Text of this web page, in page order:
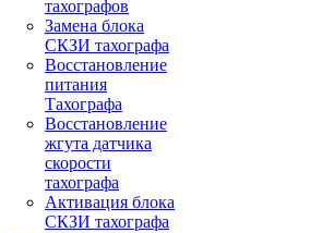
тахографов
Замена блока
СКЗИ тахографа
Восстановление
питания
Тахографа
Восстановление
жгута датчика
скорости
тахографа
Активация блока
СКЗИ тахографа